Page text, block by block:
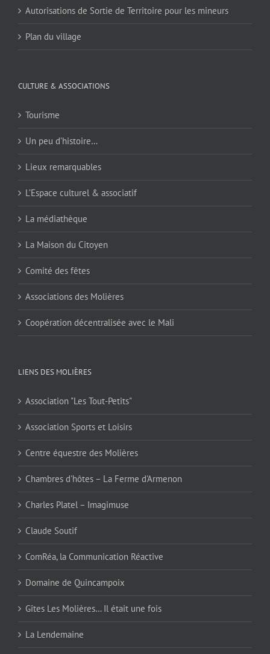
Autorisations de Sortie de Territoire pour les mineurs
Plan du village
CULTURE & ASSOCIATIONS
Tourisme
Un peu d’histoire…
Lieux remarquables
L’Espace culturel & associatif
La médiathèque
La Maison du Citoyen
Comité des fêtes
Associations des Molières
Coopération décentralisée avec le Mali
LIENS DES MOLIÈRES
Association "Les Tout-Petits"
Association Sports et Loisirs
Centre équestre des Molières
Chambres d'hôtes – La Ferme d'Armenon
Charles Platel – Imagimuse
Claude Soutif
ComRéa, la Communication Réactive
Domaine de Quincampoix
Gîtes Les Molières… Il était une fois
La Lendemaine